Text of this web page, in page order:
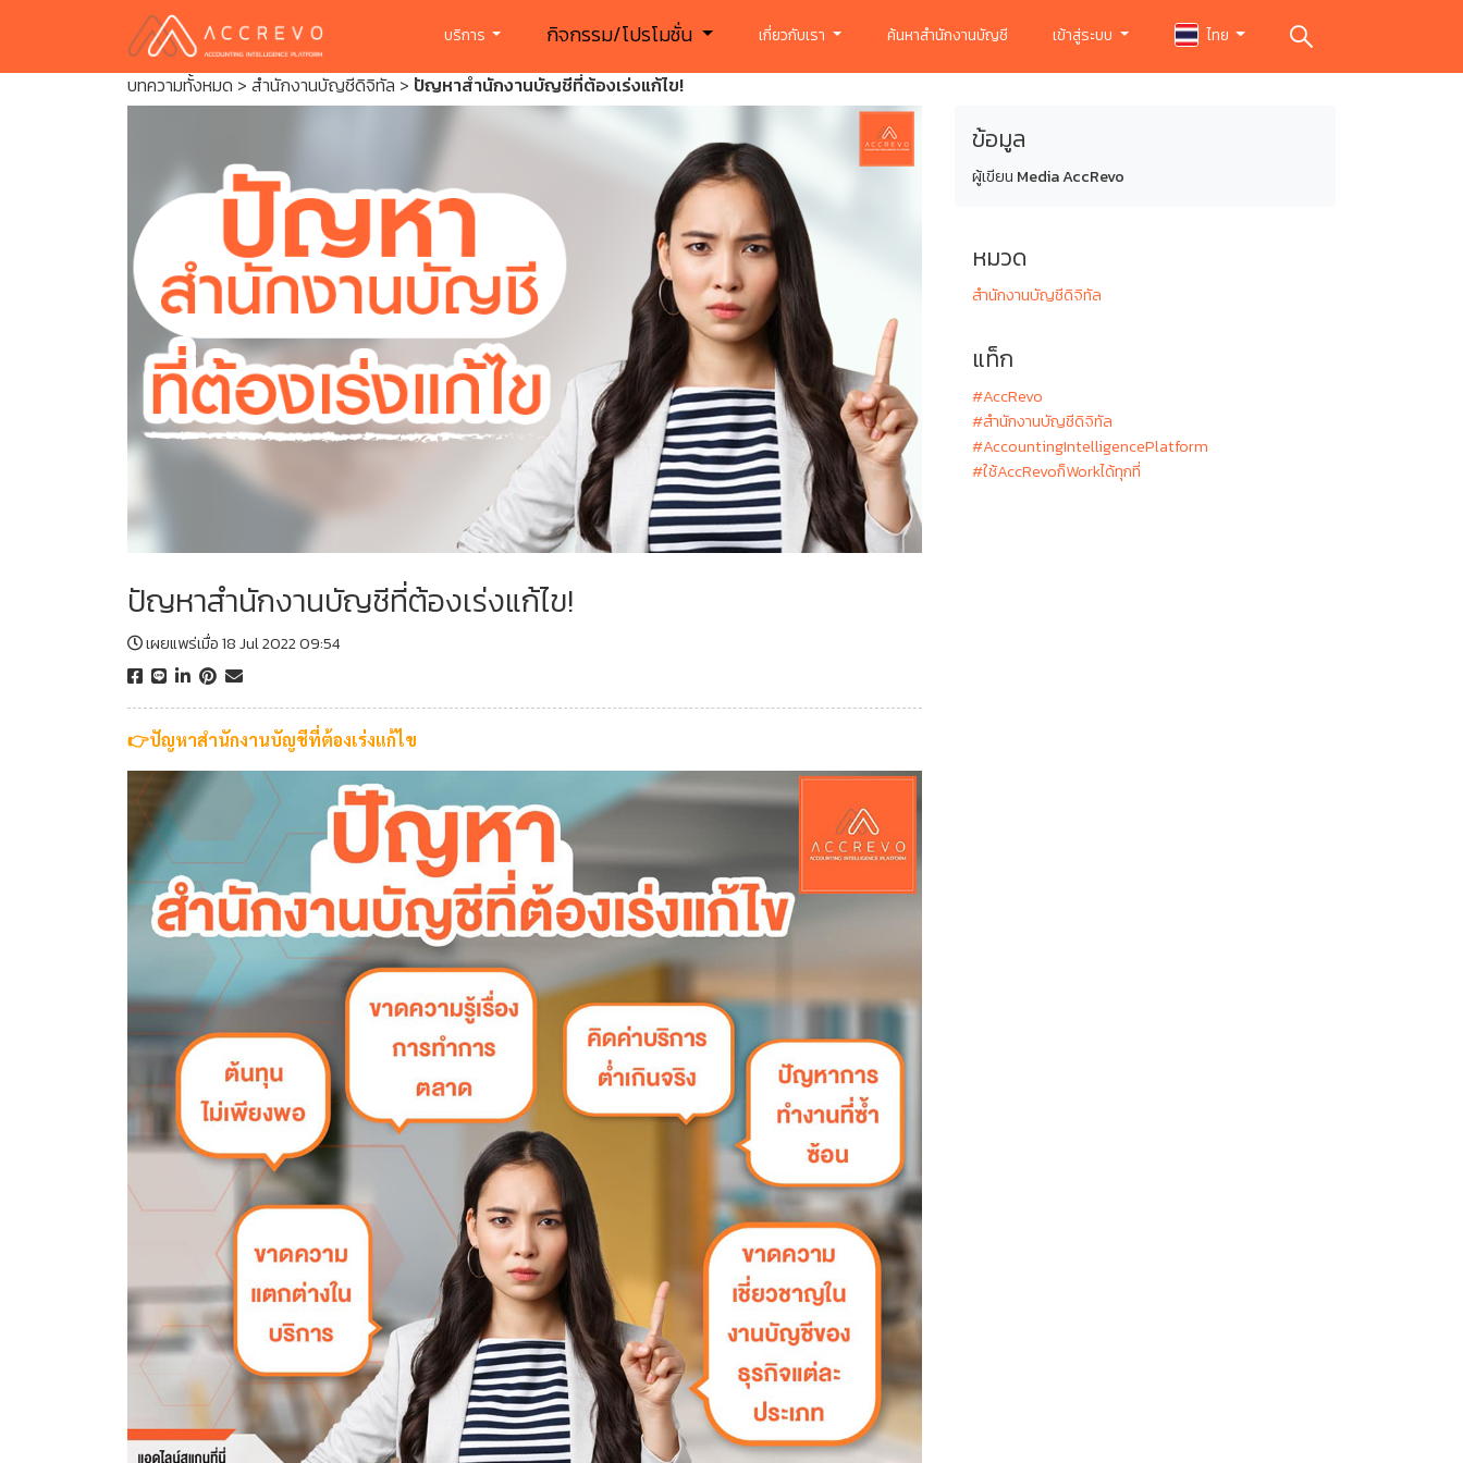
บริการ กิจกรรม/โปรโมชั่น เกี่ยวกับเรา ค้นหาสำนักงานบัญชี เข้าสู่ระบบ ไทย
บทความทั้งหมด > สำนักงานบัญชีดิจิทัล > ปัญหาสำนักงานบัญชีที่ต้องเร่งแก้ไข!
ปัญหาสำนักงานบัญชีที่ต้องเร่งแก้ไข!
เผยแพร่เมื่อ 18 Jul 2022 09:54
👉ปัญหาสำนักงานบัญชีที่ต้องเร่งแก้ไข
ข้อมูล
ผู้เขียน Media AccRevo
หมวด
สำนักงานบัญชีดิจิทัล
แท็ก
#AccRevo
#สำนักงานบัญชีดิจิทัล
#AccountingIntelligencePlatform
#ใช้AccRevoก็Workได้ทุกที่